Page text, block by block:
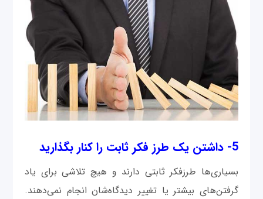
5- داشتن یک طرز فکر ثابت را کنار بگذارید
بسیاری‌‌ها طرزفکر ثابتی دارند و هیچ تلاشی برای یاد
گرفتن‌های بیشتر یا تغییر دیدگاه‌شان انجام نمی‌دهند.